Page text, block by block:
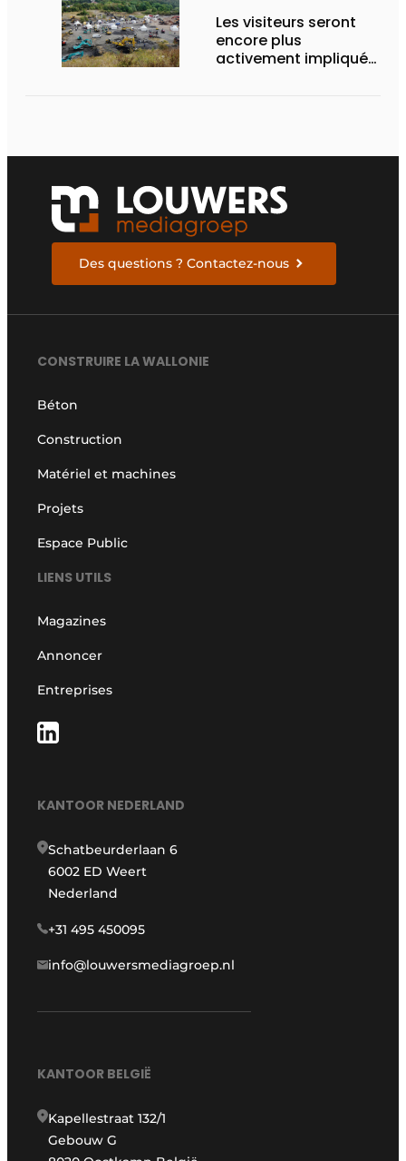
Les visiteurs seront
encore plus
activement impliqués
Des questions ? Contactez-nous
CONSTRUIRE LA WALLONIE
Béton
Construction
Matériel et machines
Projets
Espace Public
LIENS UTILS
Magazines
Annoncer
Entreprises
KANTOOR NEDERLAND
Schatbeurderlaan 6
6002 ED Weert
Nederland
+31 495 450095
info@louwersmediagroep.nl
KANTOOR BELGIË
Kapellestraat 132/1
Gebouw G